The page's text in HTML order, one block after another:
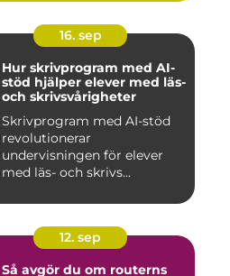
16. sep
Hur skrivprogram med AI-
stöd hjälper elever med läs-
och skrivsvårigheter
Skrivprogram med AI-stöd
revolutionerar
undervisningen för elever
med läs- och skrivs...
12. sep
Så avgör du om routerns